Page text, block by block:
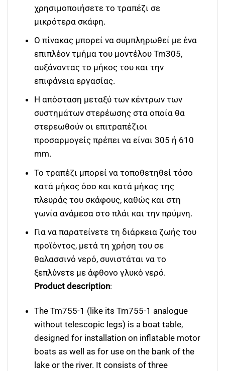
χρησιμοποιήσετε το τραπέζι σε
μικρότερα σκάφη.
Ο πίνακας μπορεί να συμπληρωθεί με ένα
επιπλέον τμήμα του μοντέλου Tm305,
αυξάνοντας το μήκος του και την
επιφάνεια εργασίας.
Η απόσταση μεταξύ των κέντρων των
συστημάτων στερέωσης στα οποία θα
στερεωθούν οι επιτραπέζιοι
προσαρμογείς πρέπει να είναι 305 ή 610
mm.
Το τραπέζι μπορεί να τοποθετηθεί τόσο
κατά μήκος όσο και κατά μήκος της
πλευράς του σκάφους, καθώς και στη
γωνία ανάμεσα στο πλάι και την πρύμνη.
Για να παρατείνετε τη διάρκεια ζωής του
προϊόντος, μετά τη χρήση του σε
θαλασσινό νερό, συνιστάται να το
ξεπλύνετε με άφθονο γλυκό νερό.
Product description:
The Tm755-1 (like its Tm755-1 analogue
without telescopic legs) is a boat table,
designed for installation on inflatable motor
boats as well as for use on the bank of the
lake or the river. It consists of three